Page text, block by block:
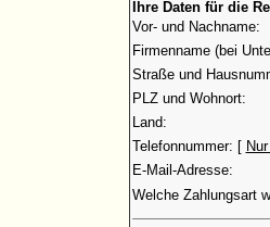
Ihre Daten für die
Vor- und Nachname:
Firmenname (bei
Straße und
PLZ und Wohnort:
Land:
Telefonnummer: [
E-Mail-Adresse:
Welche Zahlungsart